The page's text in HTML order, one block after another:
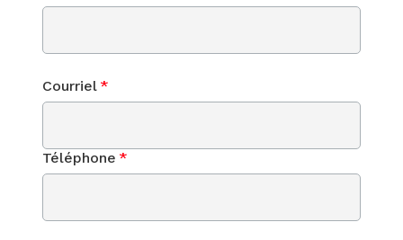
Courriel *
Téléphone *